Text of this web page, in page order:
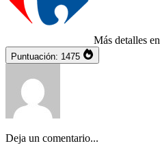
Más detalles en
Puntuación: 1475
Deja un comentario...